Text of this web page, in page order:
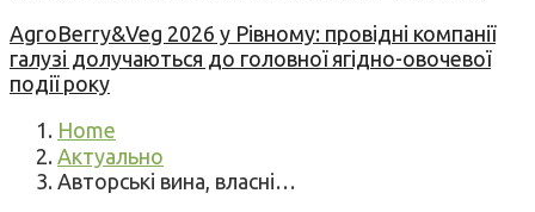
AgroBerry&Veg 2026 у Рівному: провідні компанії
галузі долучаються до головної ягідно-овочевої
події року
Home
Актуально
Авторські вина, власні…